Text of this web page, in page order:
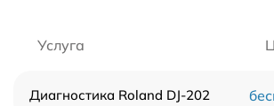
Услуга
Диагностика Roland DJ-202